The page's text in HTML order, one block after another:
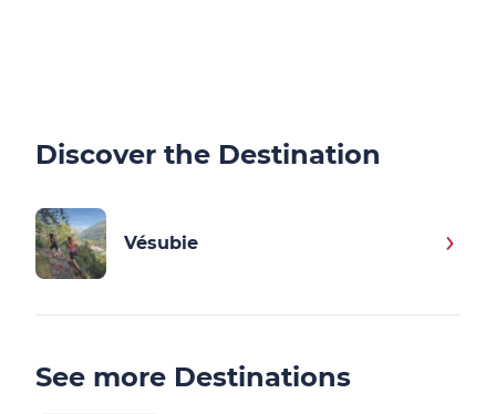
Discover the Destination
Vésubie
See more Destinations